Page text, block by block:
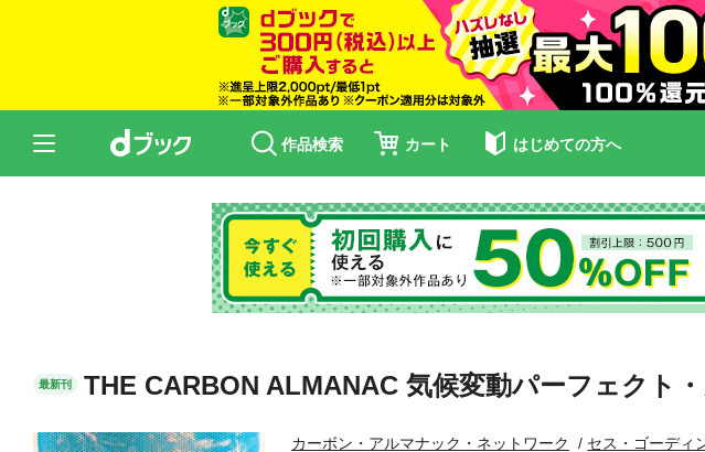
作品検索 カート はじめての方へ
最新刊 THE CARBON ALMANAC 気候変動パーフェクト
カーボン・アルマナック・ネットワーク セス・ゴーディ